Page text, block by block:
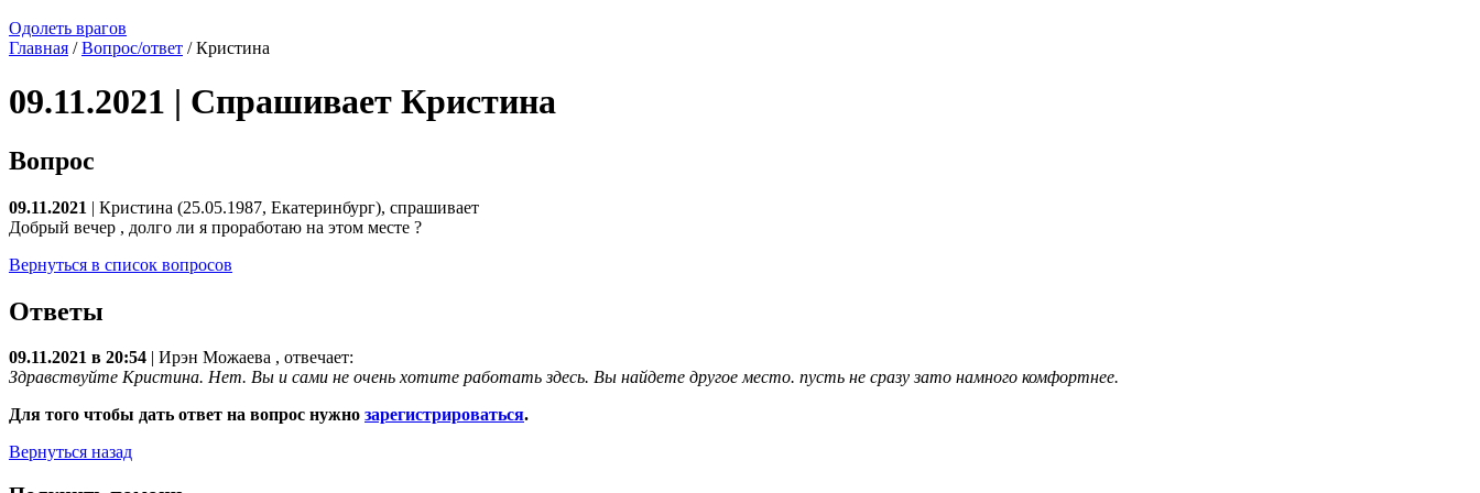
Одолеть врагов
Главная /Вопрос/ответ / Кристина
09.11.2021 | Спрашивает Кристина
Вопрос
09.11.2021 | Кристина (25.05.1987, Екатеринбург), спрашивает
Добрый вечер , долго ли я проработаю на этом месте ?
Вернуться в список вопросов
Ответы
09.11.2021 в 20:54 Ирэн Можаева , отвечает:
Здравствуйте Кристина. Нет. Вы и сами не очень хотите работать здесь. Вы найдете другое место. пусть не сразу зато намного комфортнее.
Для того чтобы дать ответ на вопрос нужно зарегистрироваться.
Вернуться назад